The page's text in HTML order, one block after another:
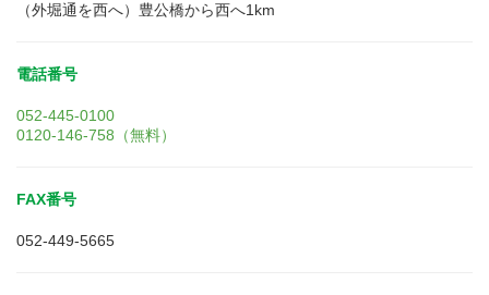
（外堀通を西へ）豊公橋から西へ1km
電話番号
052-445-0100
0120-146-758（無料）
FAX番号
052-449-5665